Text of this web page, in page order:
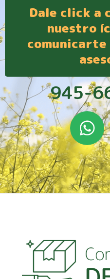
Dale click a
nuestro
945-